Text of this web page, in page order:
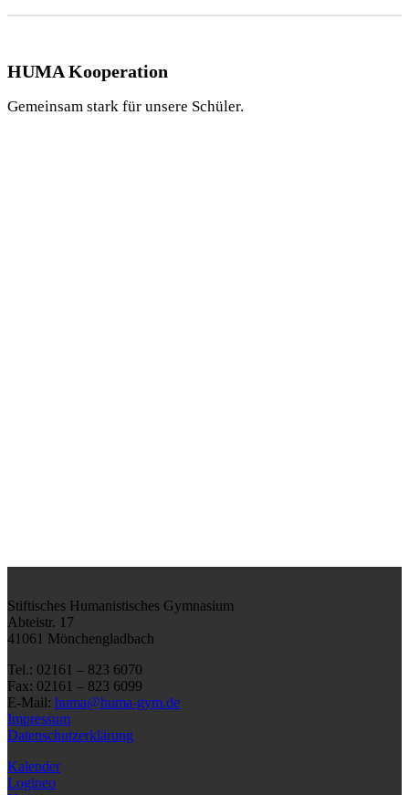
HUMA Kooperation
Gemeinsam stark für unsere Schüler.
Stiftisches Humanistisches Gymnasium
Abteistr. 17
41061 Mönchengladbach
Tel.: 02161 – 823 6070
Fax: 02161 – 823 6099
E-Mail: huma@huma-gym.de
Impressum
Datenschutzerklärung
Kalender
Logineo